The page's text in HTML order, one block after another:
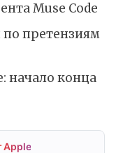
Muse Code
по претензиям
начало конца
Apple